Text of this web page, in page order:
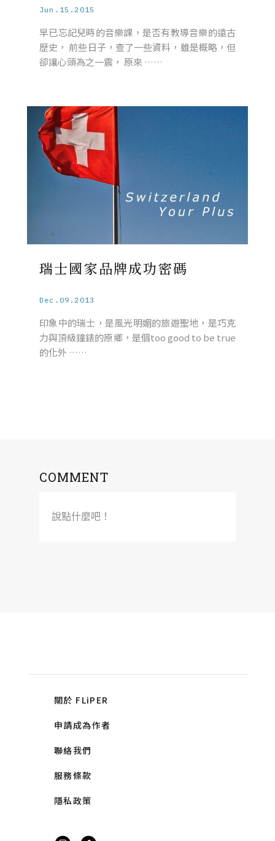
Jun.15.2015
早已忘記兒時的音樂課，是否有教導音樂的遠古
歷史， 前些日子，查了一些資料，雖是概略，但
卻讓心頭為之一震， 原來 ……
瑞士國家品牌成功密碼
Dec.09.2013
印象中的瑞士，是風光明媚的旅遊聖地，是巧克
力與頂級鐘錶的原鄉，是個too good to be true
的化外 ……
COMMENT
說點什麼吧！
關於 FLiPER
申請成為作者
聯絡我們
服務條款
隱私政策